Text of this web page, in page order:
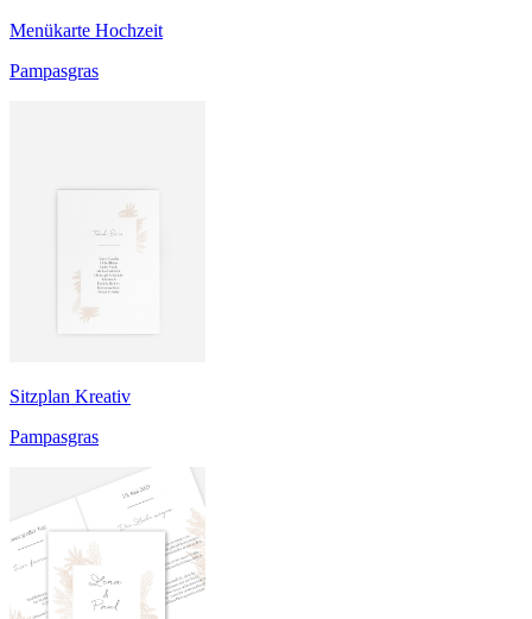
Menükarte Hochzeit
Pampasgras
Sitzplan Kreativ
Pampasgras